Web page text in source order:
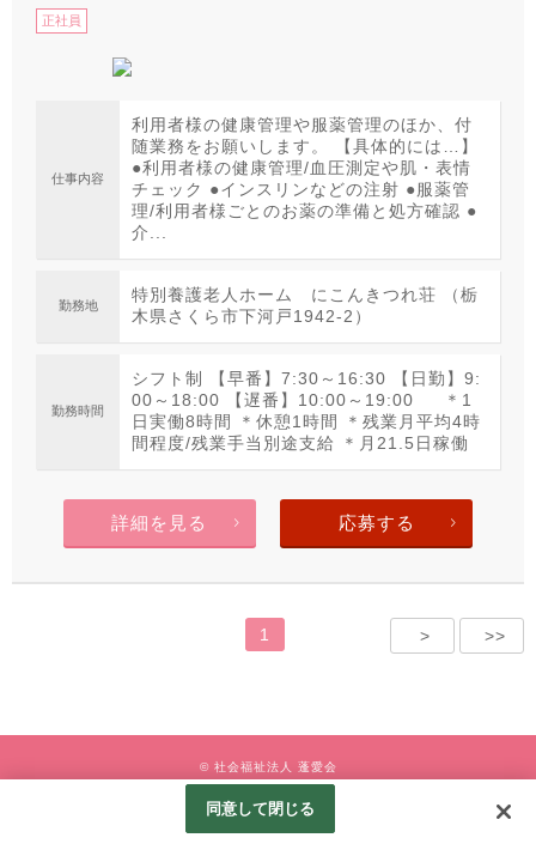
正社員
仕事内容
利用者様の健康管理や服薬管理のほか、付
随業務をお願いします。 【具体的には…】
●利用者様の健康管理/血圧測定や肌・表情
チェック ●インスリンなどの注射 ●服薬管
理/利用者様ごとのお薬の準備と処方確認 ●
介...
勤務地
特別養護老人ホーム にこんきつれ荘 （栃
木県さくら市下河戸1942-2）
勤務時間
シフト制 【早番】7:30～16:30 【日勤】9:
00～18:00 【遅番】10:00～19:00 ＊1
日実働8時間 ＊休憩1時間 ＊残業月平均4時
間程度/残業手当別途支給 ＊月21.5日稼働
詳細を見る 応募する
1 > >>
© 社会福祉法人 蓬愛会
同意して閉じる